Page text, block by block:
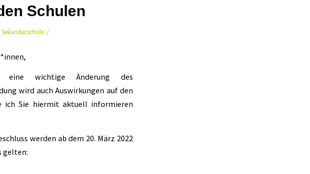
Schulen
Sekundarschule /
wichtige Änderung des
wird auch Auswirkungen auf den
ich Sie hiermit aktuell informieren
werden ab dem 20. März 2022
gelten: